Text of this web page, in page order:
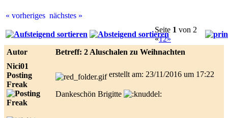
online
casino
« vorheriges nächstes »
Seite 1 von 2
«12»
Autor
Betreff: 2 Aluschalen zu Weihnachten
Nici01
Posting
Freak
erstellt am: 23/11/2016 um 17:22
Dankeschön Brigitte